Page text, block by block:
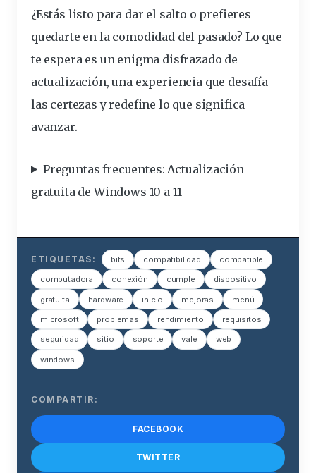
¿Estás listo para dar el salto o prefieres
quedarte en la comodidad del pasado? Lo que
te espera es un enigma disfrazado de
actualización, una experiencia que desafía
las certezas y redefine lo que significa
avanzar.
Preguntas frecuentes: Actualización
gratuita de Windows 10 a 11
ETIQUETAS: bits compatibilidad compatible
computadora conexión cumple dispositivo
gratuita hardware inicio mejoras menú
microsoft problemas rendimiento requisitos
seguridad sitio soporte vale web
windows
COMPARTIR:
FACEBOOK
TWITTER